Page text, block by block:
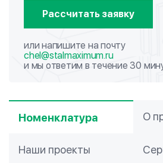
Рассчитать заявку
или напишите на почту
chel@stalmaximum.ru
и мы ответим в течение 30
Номенклатура О
Наши проекты